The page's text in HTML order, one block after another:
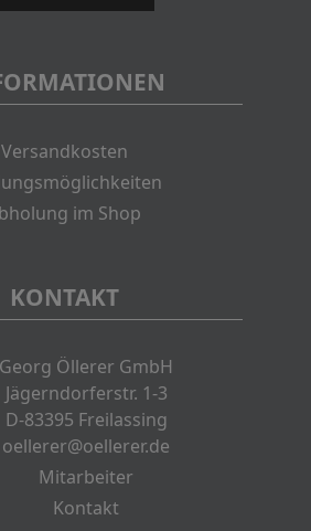
Versandkosten
im Shop
KONTAKT
Georg Öllerer GmbH
Jägerndorferstr. 1-3
D-83395 Freilassing
oellerer@oellerer.de
Mitarbeiter
Kontakt